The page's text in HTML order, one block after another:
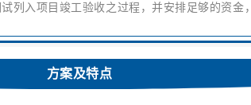
列入项目竣工验收之过程，并安排足够的资金
方案及特点